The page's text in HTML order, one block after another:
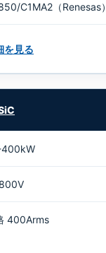
C1MA2（Renesas）
を見る
400Arms